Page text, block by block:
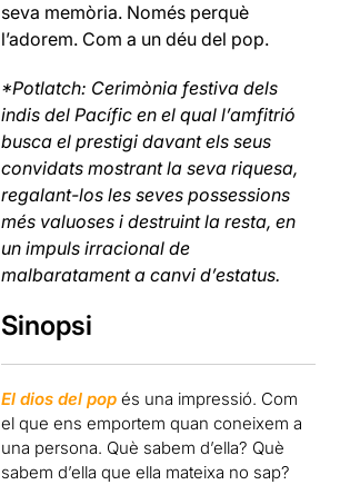
seva memòria. Només perquè
l’adorem. Com a un déu del pop.
*Potlatch: Cerimònia festiva dels
indis del Pacífic en el qual l’amfitrió
busca el prestigi davant els seus
convidats mostrant la seva riquesa,
regalant-los les seves possessions
més valuoses i destruint la resta, en
un impuls irracional de
malbaratament a canvi d’estatus.
Sinopsi
El dios del popés una impressió. Com
el que ens emportem quan coneixem a
una persona. Què sabem d’ella? Què
sabem d’ella que ella mateixa no sap?